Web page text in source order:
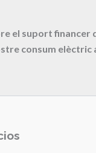
el suport
consum